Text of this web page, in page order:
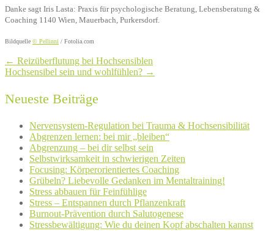
Danke sagt Iris Lasta: Praxis für psychologische Beratung, Lebensberatung &
Coaching 1140 Wien, Mauerbach, Purkersdorf.
Bildquelle © Pellinni / Fotolia.com
← Reizüberflutung bei Hochsensiblen
Hochsensibel sein und wohlfühlen? →
Neueste Beiträge
Nervensystem-Regulation bei Trauma & Hochsensibilität
Abgrenzen lernen: bei mir „bleiben“
Abgrenzung – bei dir selbst sein
Selbstwirksamkeit in schwierigen Zeiten
Focusing: Körperorientiertes Coaching
Grübeln? Liebevolle Gedanken im Mentaltraining!
Stress abbauen für Feinfühlige
Stress – Entspannen durch Pflanzenkraft
Burnout-Prävention durch Salutogenese
Stressbewältigung: Wie du deinen Kopf abschalten kannst